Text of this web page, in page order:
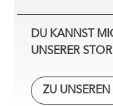
DU KANNST
UNSERER
ZU UNSEREN